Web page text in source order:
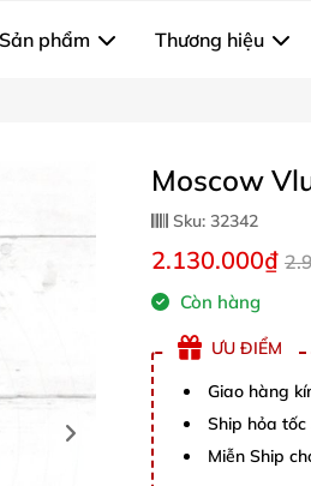
Sản phẩm Thương hiệu
Moscow
Sku: 32342
2.130.000₫
Còn hàng
ƯU ĐIỂM
Giao hàng
Ship hỏa tốc
Miễn Ship